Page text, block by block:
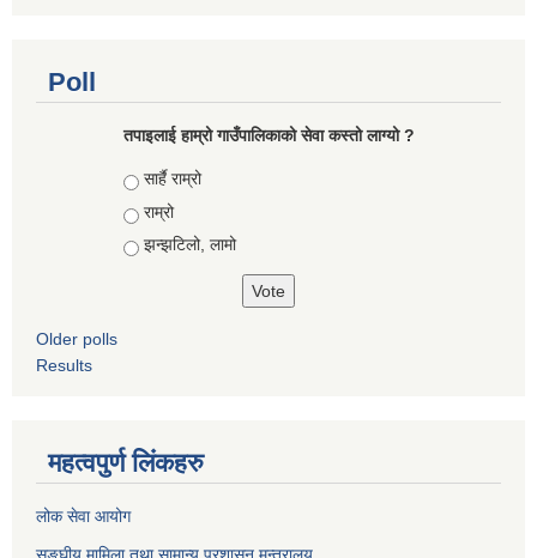
Poll
तपाइलाई हाम्रो गाउँपालिकाको सेवा कस्तो लाग्यो ?
Choices
सार्है राम्रो
राम्रो
झन्झटिलो, लामो
Older polls
Results
महत्वपुर्ण लिंकहरु
लोक सेवा आयोग